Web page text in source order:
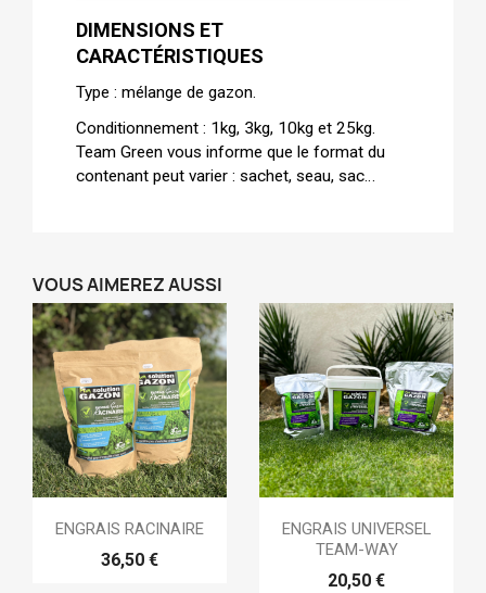
DIMENSIONS ET
CARACTÉRISTIQUES
Type : mélange de gazon.
Conditionnement : 1kg, 3kg, 10kg et 25kg.
Team Green vous informe que le format du
contenant peut varier : sachet, seau, sac…
VOUS AIMEREZ AUSSI
ENGRAIS RACINAIRE
36,50 €
ENGRAIS UNIVERSEL
TEAM-WAY
20,50 €